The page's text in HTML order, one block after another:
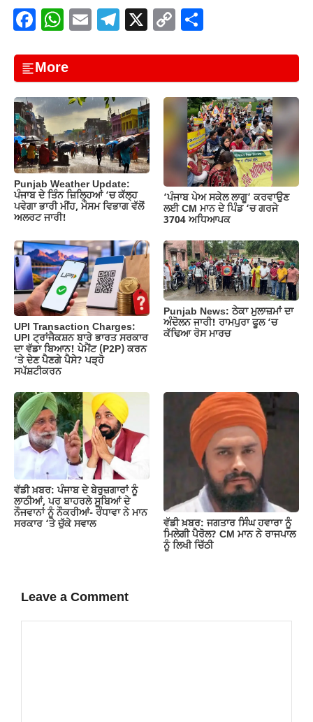
F
c
e
b
o
o
k
W
at
s
A
p
p
E
ail
T
e
gr
a
m
X C
p
y
Li
n
k
ar
e
More
Punjab Weather Update:
ਪੰਜਾਬ ਦੇ ਤਿੰਨ ਜ਼‍ਿਲ੍ਹਿਆਂ ‘ਚ ਕੱਲ੍ਹ
ਪਵੇਗਾ ਭਾਰੀ ਮੀਂਹ, ਮੌਸਮ ਵਿਭਾਗ ਵੱਲੋਂ
ਅਲਰਟ ਜਾਰੀ!
‘ਪੰਜਾਬ ਪੇਅ ਸਕੇਲ ਲਾਗੂ’ ਕਰਵਾਉਣ
ਲਈ CM ਮਾਨ ਦੇ ਪਿੰਡ ‘ਚ ਗਰਜੇ
3704 ਅਧਿਆਪਕ
UPI Transaction Charges:
UPI ਟ੍ਰਾਂਜੈਕਸ਼ਨ ਬਾਰੇ ਭਾਰਤ ਸਰਕਾਰ
ਦਾ ਵੱਡਾ ਬਿਆਨ! ਪੇਮੈਂਟ (P2P) ਕਰਨ
‘ਤੇ ਦੇਣ ਪੈਣਗੇ ਪੈਸੇ? ਪੜ੍ਹੋ
ਸਪੱਸ਼ਟੀਕਰਨ
Punjab News: ਠੇਕਾ ਮੁਲਾਜ਼ਮਾਂ ਦਾ
ਅੰਦੋਲਨ ਜਾਰੀ! ਰਾਮਪੁਰਾ ਫੂਲ ‘ਚ
ਕੱਢਿਆ ਰੋਸ ਮਾਰਚ
ਵੱਡੀ ਖ਼ਬਰ: ਪੰਜਾਬ ਦੇ ਬੇਰੁਜ਼ਗਾਰਾਂ ਨੂੰ
ਲਾਠੀਆਂ, ਪਰ ਬਾਹਰਲੇ ਸੂਬਿਆਂ ਦੇ
ਨੌਜਵਾਨਾਂ ਨੂੰ ਨੌਕਰੀਆਂ- ਰੰਧਾਵਾ ਨੇ ਮਾਨ
ਸਰਕਾਰ ‘ਤੇ ਚੁੱਕੇ ਸਵਾਲ
ਵੱਡੀ ਖ਼ਬਰ: ਜਗਤਾਰ ਸਿੰਘ ਹਵਾਰਾ ਨੂੰ
ਮਿਲੇਗੀ ਪੈਰੋਲ? CM ਮਾਨ ਨੇ ਰਾਜਪਾਲ
ਨੂੰ ਲਿਖੀ ਚਿੱਠੀ
Leave a Comment